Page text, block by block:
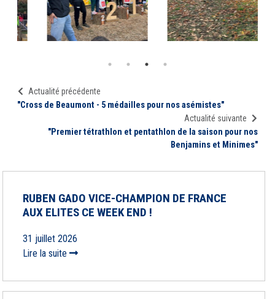
Actualité précédente
"Cross de Beaumont - 5 médailles pour nos asémistes"
Actualité suivante
"Premier tétrathlon et pentathlon de la saison pour nos
Benjamins et Minimes"
RUBEN GADO VICE-CHAMPION DE FRANCE
AUX ELITES CE WEEK END !
31 juillet 2026
Lire la suite